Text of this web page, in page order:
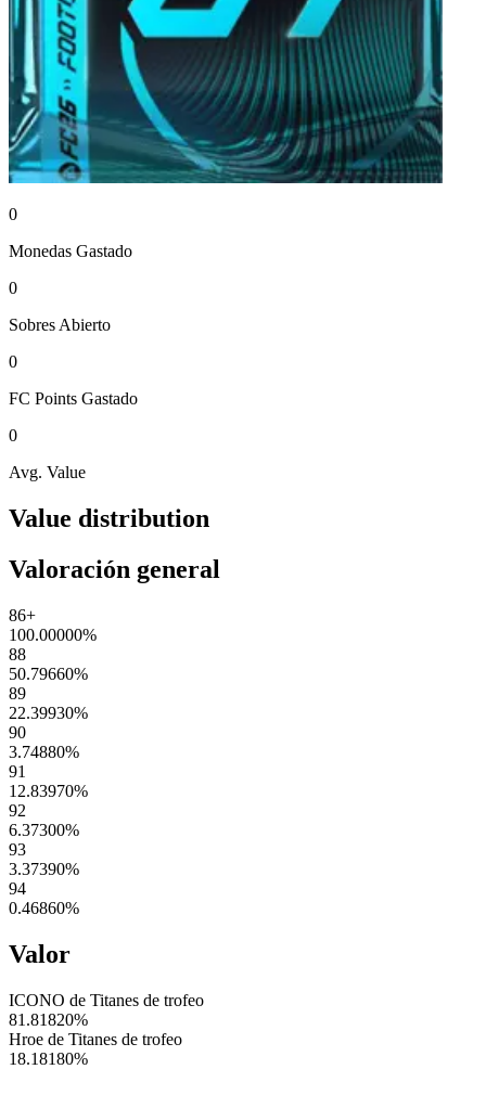
0
Monedas Gastado
0
Sobres Abierto
0
FC Points Gastado
0
Avg. Value
Value distribution
Valoración general
86+
100.00000%
88
50.79660%
89
22.39930%
90
3.74880%
91
12.83970%
92
6.37300%
93
3.37390%
94
0.46860%
Valor
ICONO de Titanes de trofeo
81.81820%
Hroe de Titanes de trofeo
18.18180%